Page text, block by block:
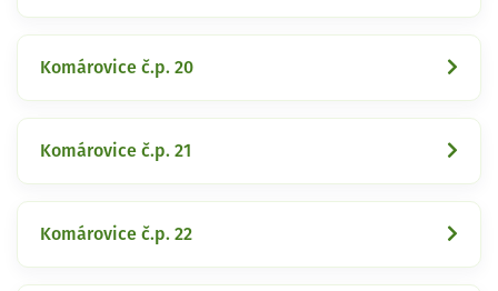
Komárovice č.p. 20
Komárovice č.p. 21
Komárovice č.p. 22